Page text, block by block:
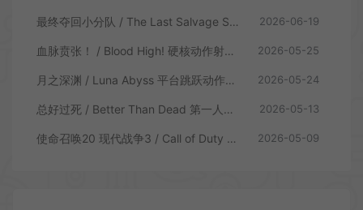
最终夺回小分队 / The Last Salvage Squad 复古第一人称射击游戏 2026-06-19
血脉贲张！ / Blood High! 硬核动作射击游戏 2026-05-25
月之深渊 / Luna Abyss 平台跳跃动作射击游戏 2026-05-24
总好过死 / Better Than Dead 第一人称射击游戏 2026-05-13
使命召唤20 现代战争3 / Call of Duty Modern Warfare 3 第一人称射击游戏 2026-05-09